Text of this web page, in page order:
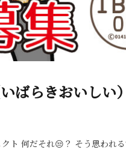
ばらきおいしい
ト 何だそれ😒？ そう思われ